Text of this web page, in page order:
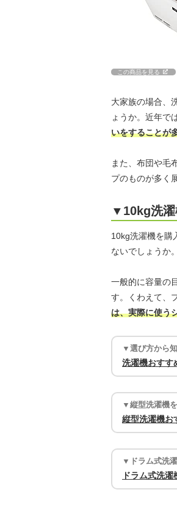
この商品を見る
大家族の場合、
ょうか。近年で
いをすることが
また、布団や毛
プのものが多く
▼10kg洗濯
10kg洗濯機を購
ないでしょうか
一般的に容量の
す。くわえて、
は、実際に使う
▼選び方から
洗濯機おすす
▼縦型洗濯機
縦型洗濯機お
▼ドラム式洗
ドラム式洗